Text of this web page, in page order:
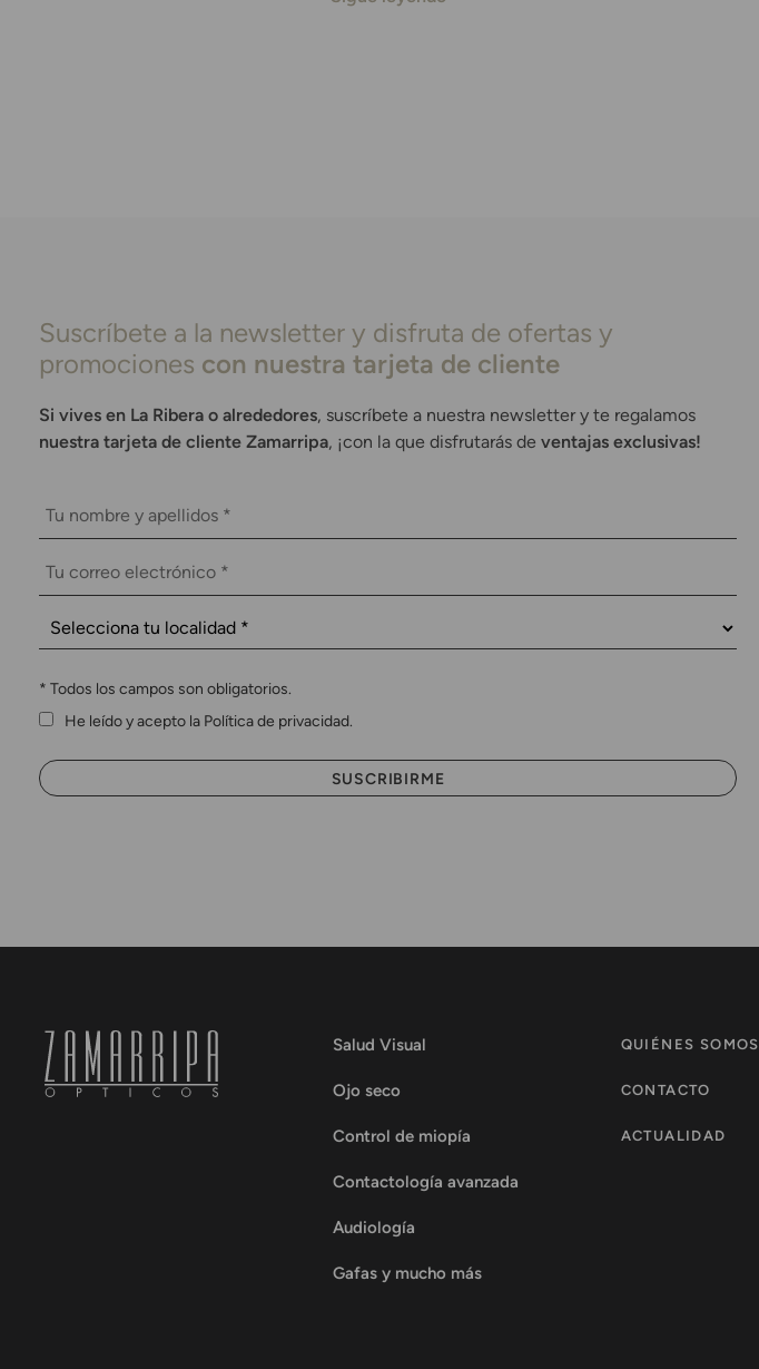
Suscríbete a la newsletter y disfruta de ofertas y
promociones con nuestra tarjeta de cliente
Si vives en La Ribera o alrededores, suscríbete a nuestra newsletter y te regalamos
nuestra tarjeta de cliente Zamarripa, ¡con la que disfrutarás de ventajas exclusivas!
* Todos los campos son obligatorios.
He leído y acepto la Política de privacidad.
Salud Visual
Ojo seco
Control de miopía
Contactología avanzada
Audiología
Gafas y mucho más
QUIÉNES SOMOS
CONTACTO
ACTUALIDAD